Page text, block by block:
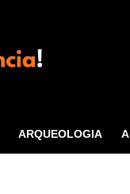
ARQUEOLOGIA